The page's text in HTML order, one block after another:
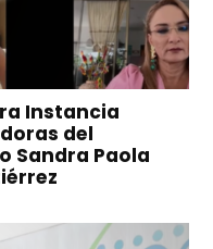
Instancia
del
Sandra Paola